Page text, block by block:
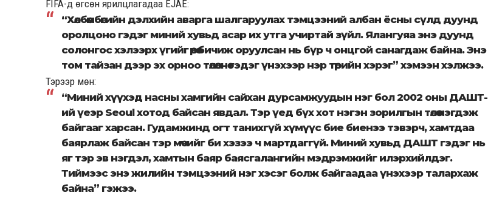
FIFA-д өгсөн ярилцлагадаа EJAE:
“Хөлбөмбөгийн дэлхийн аварга шалгаруулах тэмцээний албан ёсны сүлд дуунд
оролцоно гэдэг миний хувьд асар их утга учиртай зүйл. Ялангуяа энэ дуунд
солонгос хэлээрх үгийг өөрөө бичиж оруулсан нь бүр ч онцгой санагдаж байна. Энэ
том тайзан дээр эх орноо төлөөлнө гэдэг үнэхээр нэр төрийн хэрэг” хэмээн хэлжээ.
Тэрээр мөн:
“Миний хүүхэд насны хамгийн сайхан дурсамжуудын нэг бол 2002 оны ДАШТ-
ий үеэр Seoul хотод байсан явдал. Тэр үед бүх хот нэгэн зорилгын төлөө нэгдэж
байгааг харсан. Гудамжинд огт танихгүй хүмүүс бие биенээ тэвэрч, хамтдаа
баярлаж байсан тэр мөчийг би хэзээ ч мартдаггүй. Миний хувьд ДАШТ гэдэг нь
яг тэр эв нэгдэл, хамтын баяр баясгалангийн мэдрэмжийг илэрхийлдэг.
Тиймээс энэ жилийн тэмцээний нэг хэсэг болж байгаадаа үнэхээр талархаж
байна” гэжээ.